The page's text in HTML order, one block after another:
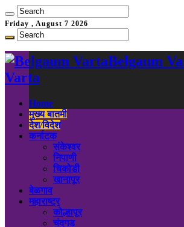
Friday , August 7 2026
Belgaum
Varta
Home
मुख्य बातमी
देश/विदेश
कर्नाटक
संकेश्वर
निपाणी
चिकोडी
खानापूर
बेळगाव
महाराष्ट्र
कोल्हापूर
चंदगड